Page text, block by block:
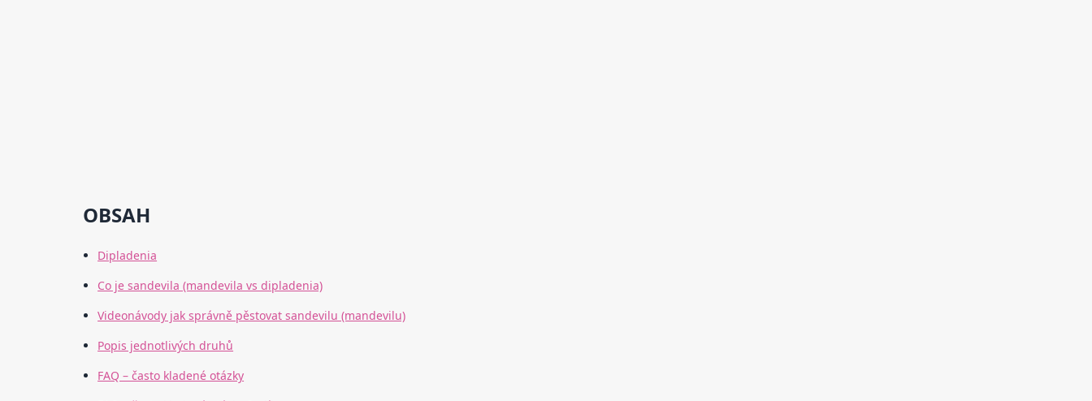
OBSAH
Dipladenia
Co je sandevila (mandevila vs dipladenia)
Videonávody jak správně pěstovat sandevilu (mandevilu)
Popis jednotlivých druhů
FAQ – často kladené otázky